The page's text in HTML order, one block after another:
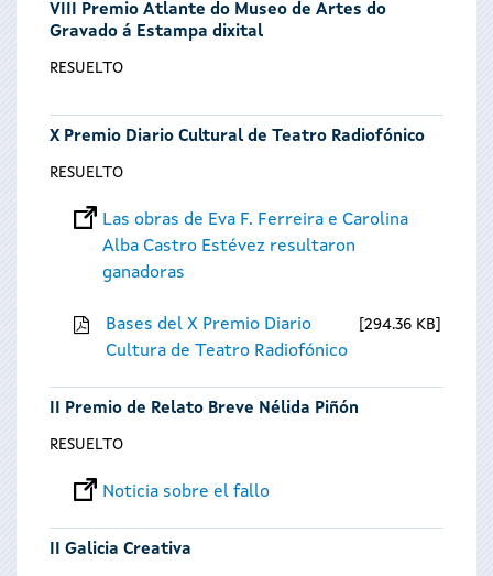
VIII Premio Atlante do Museo de Artes do
Gravado á Estampa dixital
RESUELTO
X Premio Diario Cultural de Teatro Radiofónico
RESUELTO
Las obras de Eva F. Ferreira e Carolina
Alba Castro Estévez resultaron
ganadoras
Bases del X Premio Diario
Cultura de Teatro Radiofónico
294.36 KB
II Premio de Relato Breve Nélida Piñón
RESUELTO
Noticia sobre el fallo
II Galicia Creativa